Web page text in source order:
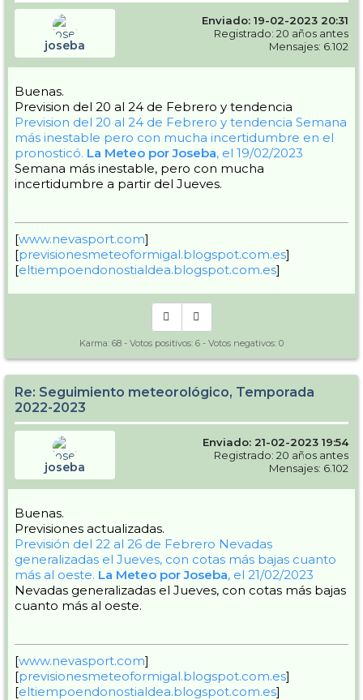
joseba
Enviado: 19-02-2023 20:31
Registrado: 20 años antes
Mensajes: 6.102
Buenas.
Prevision del 20 al 24 de Febrero y tendencia
Prevision del 20 al 24 de Febrero y tendencia Semana
más inestable pero con mucha incertidumbre en el
pronosticó. La Meteo por Joseba, el 19/02/2023
Semana más inestable, pero con mucha
incertidumbre a partir del Jueves.
[www.nevasport.com]
[previsionesmeteoformigal.blogspot.com.es]
[eltiempoendonostialdea.blogspot.com.es]
Karma: 68 - Votos positivos: 6 - Votos negativos: 0
Re: Seguimiento meteorológico, Temporada
2022-2023
joseba
Enviado: 21-02-2023 19:54
Registrado: 20 años antes
Mensajes: 6.102
Buenas.
Previsiones actualizadas.
Previsión del 22 al 26 de Febrero Nevadas
generalizadas el Jueves, con cotas más bajas cuanto
más al oeste. La Meteo por Joseba, el 21/02/2023
Nevadas generalizadas el Jueves, con cotas más bajas
cuanto más al oeste.
[www.nevasport.com]
[previsionesmeteoformigal.blogspot.com.es]
[eltiempoendonostialdea.blogspot.com.es]